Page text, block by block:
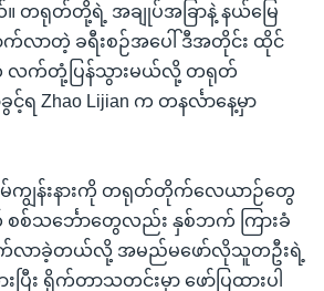
။ တရုတ်တို့ရဲ့ အချုပ်အခြာနဲ့ နယ်မြေ
ာက်လာတဲ့ ခရီးစဉ်အပေါ် ဒီအတိုင်း ထိုင်
လက်တုံ့ပြန်သွားမယ်လို့ တရုတ်
ခွင့်ရ Zhao Lijian က တနင်္လာနေ့မှာ
မ်ကျွန်းနားကို တရုတ်တိုက်လေယာဉ်တွေ
စ်သင်္ဘောတွေလည်း နှစ်ဘက် ကြားခံ
က်လာခဲ့တယ်လို့ အမည်မဖော်လိုသူတဦးရဲ့
ပြီး ရိုက်တာသတင်းမှာ ဖော်ပြထားပါ